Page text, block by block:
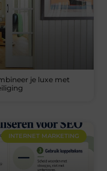
je luxe met
INTERNET MARKETING